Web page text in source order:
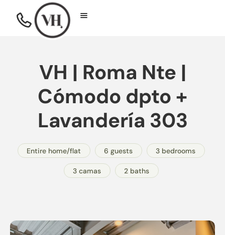
VH | Roma Nte |
Cómodo dpto +
Lavandería 303
Entire home/flat 6 guests 3 bedrooms
3 camas 2 baths